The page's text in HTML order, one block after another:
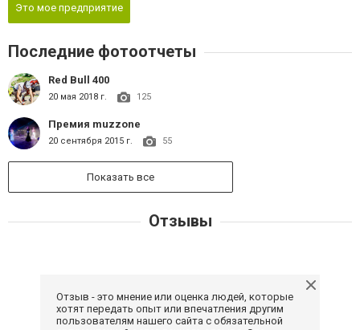
Это мое предприятие
Последние фотоотчеты
Red Bull 400
20 мая 2018 г. 125
Премия muzzone
20 сентября 2015 г. 55
Показать все
Отзывы
Отзыв - это мнение или оценка людей, которые
хотят передать опыт или впечатления другим
пользователям нашего сайта с обязательной